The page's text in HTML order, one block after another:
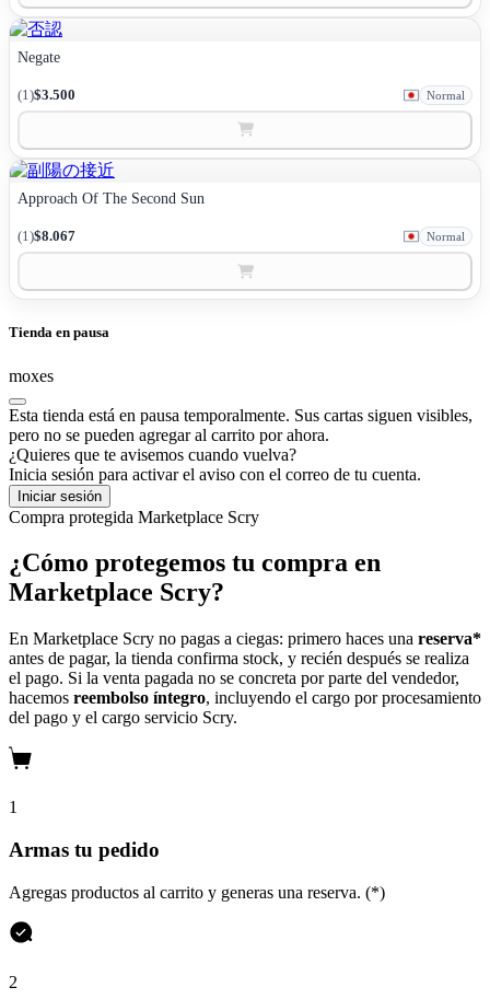
Negate
(1)$3.500 Normal
Approach Of The Second Sun
(1)$8.067 Normal
Tienda en pausa
moxes
Esta tienda está en pausa temporalmente. Sus cartas siguen visibles,
pero no se pueden agregar al carrito por ahora.
¿Quieres que te avisemos cuando vuelva?
Inicia sesión para activar el aviso con el correo de tu cuenta.
Iniciar sesión
Compra protegida Marketplace Scry
¿Cómo protegemos tu compra en
Marketplace Scry?
En Marketplace Scry no pagas a ciegas: primero haces una reserva*
antes de pagar, la tienda confirma stock, y recién después se realiza
el pago. Si la venta pagada no se concreta por parte del vendedor,
hacemos reembolso íntegro, incluyendo el cargo por procesamiento
del pago y el cargo servicio Scry.
1
Armas tu pedido
Agregas productos al carrito y generas una reserva. (*)
2